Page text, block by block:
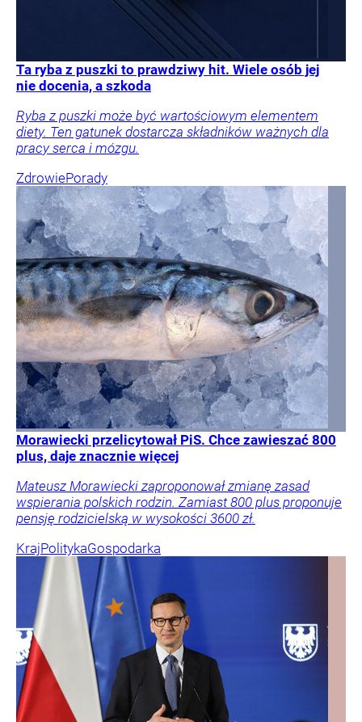
Ta ryba z puszki to prawdziwy hit. Wiele osób jej
nie docenia, a szkoda
Ryba z puszki może być wartościowym elementem
diety. Ten gatunek dostarcza składników ważnych dla
pracy serca i mózgu.
ZdrowiePorady
Morawiecki przelicytował PiS. Chce zawieszać 800
plus, daje znacznie więcej
Mateusz Morawiecki zaproponował zmianę zasad
wspierania polskich rodzin. Zamiast 800 plus proponuje
pensję rodzicielską w wysokości 3600 zł.
KrajPolitykaGospodarka